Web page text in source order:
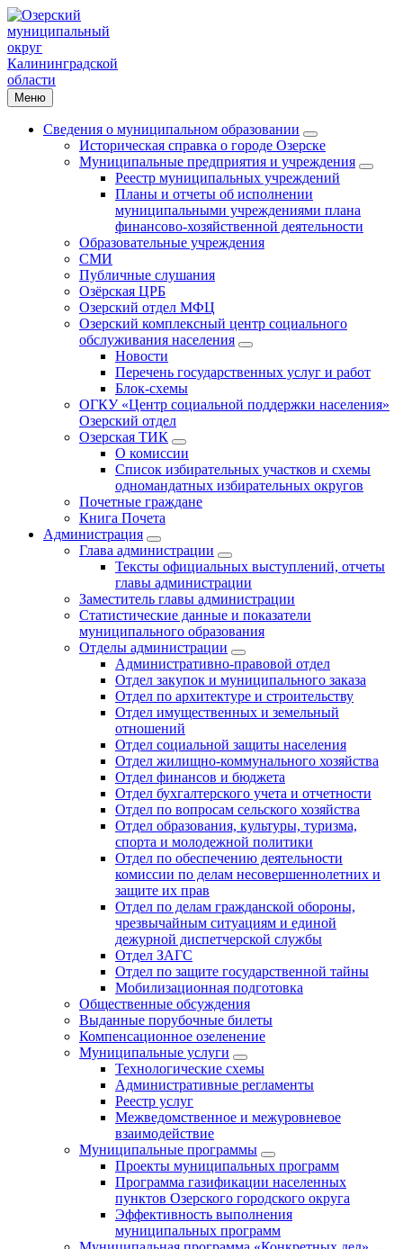
Меню
Сведения о муниципальном образовании
Историческая справка о городе Озерске
Муниципальные предприятия и учреждения
Реестр муниципальных учреждений
Планы и отчеты об исполнении
муниципальными учреждениями плана
финансово-хозяйственной деятельности
Образовательные учреждения
СМИ
Публичные слушания
Озёрская ЦРБ
Озерский отдел МФЦ
Озерский комплексный центр социального
обслуживания населения
Новости
Перечень государственных услуг и работ
Блок-схемы
ОГКУ «Центр социальной поддержки населения»
Озерский отдел
Озерская ТИК
О комиссии
Список избирательных участков и схемы
одномандатных избирательных округов
Почетные граждане
Книга Почета
Администрация
Глава администрации
Тексты официальных выступлений, отчеты
главы администрации
Заместитель главы администрации
Статистические данные и показатели
муниципального образования
Отделы администрации
Административно-правовой отдел
Отдел закупок и муниципального заказа
Отдел по архитектуре и строительству
Отдел имущественных и земельный
отношений
Отдел социальной защиты населения
Отдел жилищно-коммунального хозяйства
Отдел финансов и бюджета
Отдел бухгалтерского учета и отчетности
Отдел по вопросам сельского хозяйства
Отдел образования, культуры, туризма,
спорта и молодежной политики
Отдел по обеспечению деятельности
комиссии по делам несовершеннолетних и
защите их прав
Отдел по делам гражданской обороны,
чрезвычайным ситуациям и единой
дежурной диспетчерской службы
Отдел ЗАГС
Отдел по защите государственной тайны
Мобилизационная подготовка
Общественные обсуждения
Выданные порубочные билеты
Компенсационное озеленение
Муниципальные услуги
Технологические схемы
Административные регламенты
Реестр услуг
Межведомственное и межуровневое
взаимодействие
Муниципальные программы
Проекты муниципальных программ
Программа газификации населенных
пунктов Озерского городского округа
Эффективность выполнения
муниципальных программ